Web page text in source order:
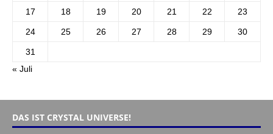
17 18 19 20 21 22 23
24 25 26 27 28 29 30
31
« Juli
DAS IST CRYSTAL UNIVERSE!